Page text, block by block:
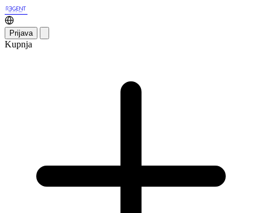
Prijava
Kupnja